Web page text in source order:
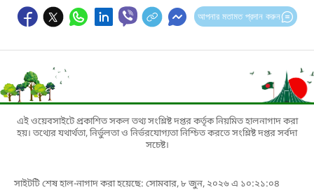
আপনার মতামত প্রদান করুন
এই ওয়েবসাইটে প্রকাশিত সকল তথ্য সংশ্লিষ্ট দপ্তর কর্তৃক নিয়মিত হালনাগাদ করা
হয়। তথ্যের যথার্থতা, নির্ভুলতা ও নির্ভরযোগ্যতা নিশ্চিত করতে সংশ্লিষ্ট দপ্তর সর্বদা
সচেষ্ট।
সাইটটি শেষ হাল-নাগাদ করা হয়েছে: সোমবার, ৮ জুন, ২০২৬ এ ১০:২১:০৪